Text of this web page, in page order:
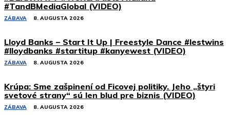
#TandBMediaGlobal (VIDEO)
ZÁBAVA 8. AUGUSTA 2026
Lloyd Banks – Start It Up | Freestyle Dance #lestwins
#lloydbanks #startitup #kanyewest (VIDEO)
ZÁBAVA 8. AUGUSTA 2026
Krúpa: Sme zašpinení od Ficovej politiky. Jeho „štyri
svetové strany“ sú len blud pre biznis (VIDEO)
ZÁBAVA 8. AUGUSTA 2026